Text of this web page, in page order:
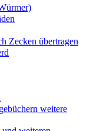
Zecken übertragen
weitere